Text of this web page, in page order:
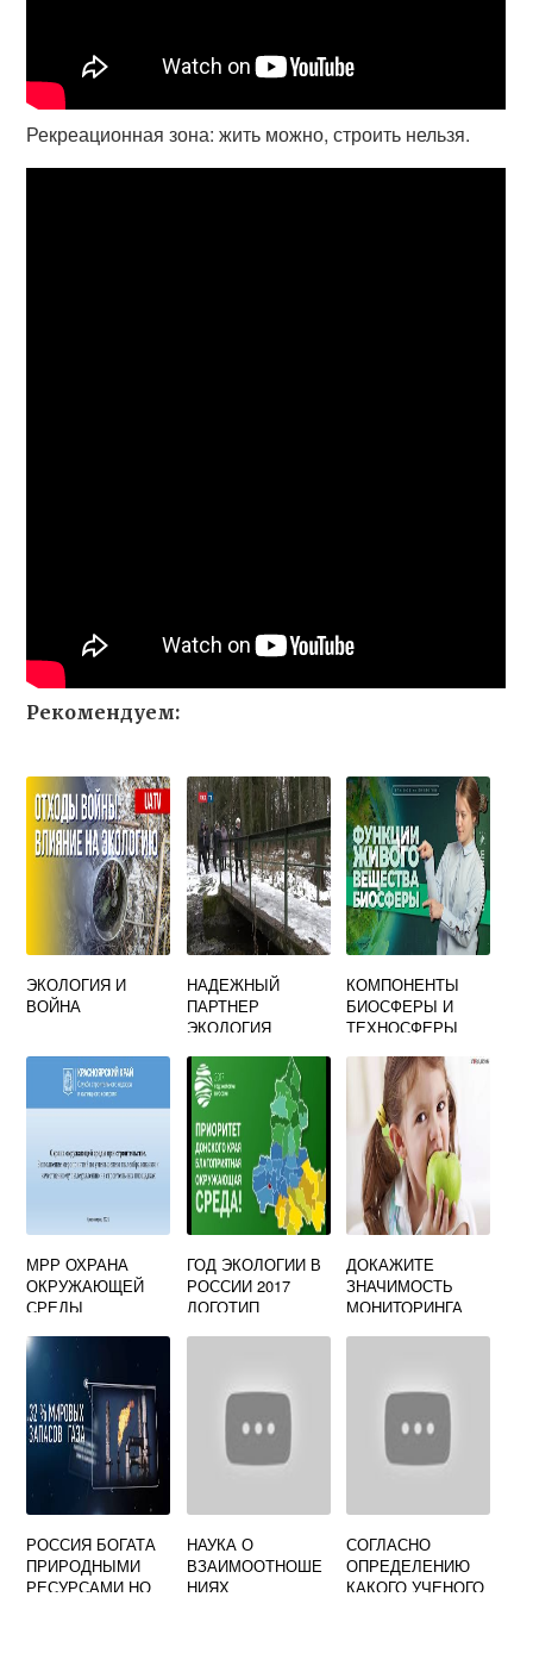
Рекреационная зона: жить можно, строить нельзя.
Рекомендуем:
ЭКОЛОГИЯ И
ВОЙНА
НАДЕЖНЫЙ
ПАРТНЕР
ЭКОЛОГИЯ
КОМПОНЕНТЫ
БИОСФЕРЫ И
ТЕХНОСФЕРЫ
ОПАСНОСТЬ
НАЗЫВАЮТСЯ
МРР ОХРАНА
ОКРУЖАЮЩЕЙ
СРЕДЫ
ГОД ЭКОЛОГИИ В
РОССИИ 2017
ЛОГОТИП
ДОКАЖИТЕ
ЗНАЧИМОСТЬ
МОНИТОРИНГА
ЖИЗНИ
ЧЕЛОВЕКА
РОССИЯ БОГАТА
ПРИРОДНЫМИ
РЕСУРСАМИ НО
НАУКА О
ВЗАИМООТНОШЕ
НИЯХ
СОГЛАСНО
ОПРЕДЕЛЕНИЮ
КАКОГО УЧЕНОГО